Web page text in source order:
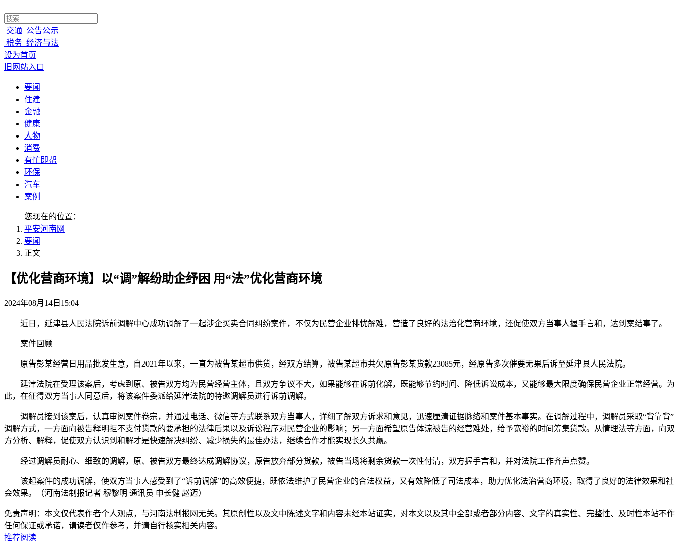
交通 公告公示
税务 经济与法
设为首页
旧网站入口
要闻
住建
金融
健康
人物
消费
有忙即帮
环保
汽车
案例
您现在的位置：
平安河南网
要闻
正文
【优化营商环境】以“调”解纷助企纾困 用“法”优化营商环境
2024年08月14日15:04
近日，延津县人民法院诉前调解中心成功调解了一起涉企买卖合同纠纷案件，不仅为民营企业排忧解难，营造了良好的法治化营商环境，还促使双方当事人握手言和，达到案结事了。
案件回顾
原告彭某经营日用品批发生意，自2021年以来，一直为被告某超市供货，经双方结算，被告某超市共欠原告彭某货款23085元，经原告多次催要无果后诉至延津县人民法院。
延津法院在受理该案后，考虑到原、被告双方均为民营经营主体，且双方争议不大，如果能够在诉前化解，既能够节约时间、降低诉讼成本，又能够最大限度确保民营企业正常经营。为
此，在征得双方当事人同意后，将该案件委派给延津法院的特邀调解员进行诉前调解。
调解员接到该案后，认真审阅案件卷宗，并通过电话、微信等方式联系双方当事人，详细了解双方诉求和意见，迅速厘清证据脉络和案件基本事实。在调解过程中，调解员采取“背靠背”
调解方式，一方面向被告释明拒不支付货款的要承担的法律后果以及诉讼程序对民营企业的影响；另一方面希望原告体谅被告的经营难处，给予宽裕的时间筹集货款。从情理法等方面，向双
方分析、解释，促使双方认识到和解才是快速解决纠纷、减少损失的最佳办法，继续合作才能实现长久共赢。
经过调解员耐心、细致的调解，原、被告双方最终达成调解协议，原告放弃部分货款，被告当场将剩余货款一次性付清，双方握手言和，并对法院工作齐声点赞。
该起案件的成功调解，使双方当事人感受到了“诉前调解”的高效便捷，既依法维护了民营企业的合法权益，又有效降低了司法成本，助力优化法治营商环境，取得了良好的法律效果和社
会效果。（河南法制报记者 穆黎明 通讯员 申长健 赵迈）
免责声明：本文仅代表作者个人观点，与河南法制报网无关。其原创性以及文中陈述文字和内容未经本站证实，对本文以及其中全部或者部分内容、文字的真实性、完整性、及时性本站不作
任何保证或承诺，请读者仅作参考，并请自行核实相关内容。
推荐阅读